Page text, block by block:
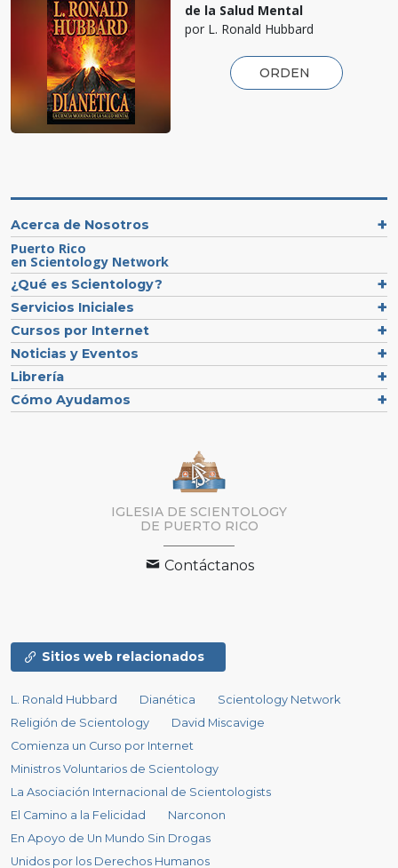
de la Salud Mental
por L. Ronald Hubbard
ORDEN
Acerca de Nosotros
Puerto Rico
en Scientology Network
¿Qué es Scientology?
Servicios Iniciales
Cursos por Internet
Noticias y Eventos
Librería
Cómo Ayudamos
IGLESIA DE SCIENTOLOGY
DE PUERTO RICO
Contáctanos
Sitios web relacionados
L. Ronald Hubbard Dianética
Scientology Network
Religión de Scientology
David Miscavige
Comienza un Curso por Internet
Ministros Voluntarios de Scientology
La Asociación Internacional de Scientologists
El Camino a la Felicidad
Narconon
En Apoyo de Un Mundo Sin Drogas
Unidos por los Derechos Humanos